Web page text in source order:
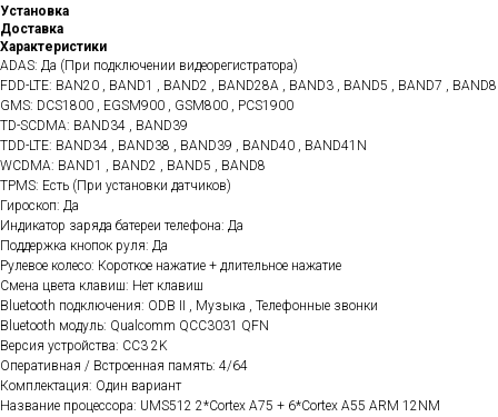
Установка
Доставка
Характеристики
ADAS: Да (При подключении видеорегистратора)
FDD-LTE: BAN20 , BAND1 , BAND2 , BAND28A , BAND3 , BAND5 , BAND7 , BAND8
GMS: DCS1800 , EGSM900 , GSM800 , PCS1900
TD-SCDMA: BAND34 , BAND39
TDD-LTE: BAND34 , BAND38 , BAND39 , BAND40 , BAND41N
WCDMA: BAND1 , BAND2 , BAND5 , BAND8
TPMS: Есть (При установки датчиков)
Гироскоп: Да
Индикатор заряда батереи телефона: Да
Поддержка кнопок руля: Да
Рулевое колесо: Короткое нажатие + длительное нажатие
Смена цвета клавиш: Нет клавиш
Bluetooth подключения: ODB II , Музыка , Телефонные звонки
Bluetooth модуль: Qualcomm QCC3031 QFN
Версия устройства: CC3 2K
Оперативная / Встроенная память: 4/64
Комплектация: Один вариант
Название процессора: UMS512 2*Cortex A75 + 6*Cortex A55 ARM 12NM